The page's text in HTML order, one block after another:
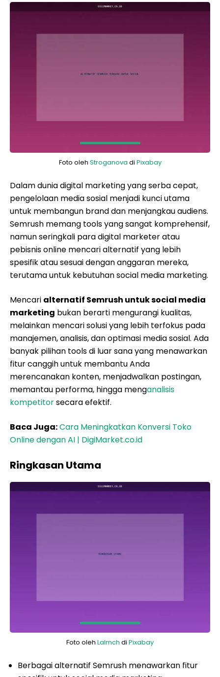
Foto oleh Stroganova di Pixabay
Dalam dunia digital marketing yang serba cepat,
pengelolaan media sosial menjadi kunci utama
untuk membangun brand dan menjangkau audiens.
Semrush memang tools yang sangat komprehensif,
namun seringkali para digital marketer atau
pebisnis online mencari alternatif yang lebih
spesifik atau sesuai dengan anggaran mereka,
terutama untuk kebutuhan social media marketing.
Mencari alternatif Semrush untuk social media
marketing bukan berarti mengurangi kualitas,
melainkan mencari solusi yang lebih terfokus pada
manajemen, analisis, dan optimasi media sosial. Ada
banyak pilihan tools di luar sana yang menawarkan
fitur canggih untuk membantu Anda
merencanakan konten, menjadwalkan postingan,
memantau performa, hingga menganalisis
kompetitorsecara efektif.
Baca Juga:Cara Meningkatkan Konversi Toko
Online dengan AI | DigiMarket.co.id
Ringkasan Utama
Foto oleh Lalmch di Pixabay
Berbagai alternatif Semrush menawarkan fitur